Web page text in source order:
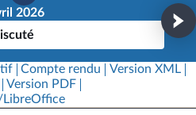
2026
Compte rendu
Version XML
Version PDF